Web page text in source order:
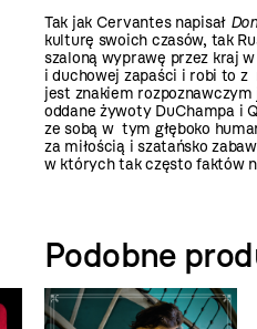
Tak jak Cervantes napisał
kulturę swoich czasów, tak
szaloną wyprawę przez kraj
i duchowej zapaści i robi to
jest znakiem
oddane żywoty DuChampa i
ze sobą w tym głęboko
za miłością i szatańsko
w których tak często faktów
Podobne